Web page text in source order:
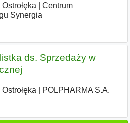
Ostrołęka
Centrum
Synergia
ds. Sprzedaży w
Ostrołęka POLPHARMA S.A.